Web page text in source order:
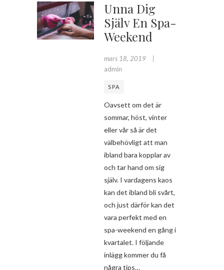
Unna Dig
Själv En Spa-
Weekend
mars 18, 2019
admin
SPA
Oavsett om det är
sommar, höst, vinter
eller vår så är det
välbehövligt att man
ibland bara kopplar av
och tar hand om sig
själv. I vardagens kaos
kan det ibland bli svårt,
och just därför kan det
vara perfekt med en
spa-weekend en gång i
kvartalet. I följande
inlägg kommer du få
några tips…